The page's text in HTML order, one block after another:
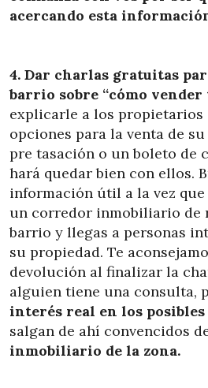
acercando esta
4. Dar charlas gratuitas
barrio sobre “cómo vender
explicarle a los propietarios
opciones para la venta de
pre tasación o un boleto de
hará quedar bien con ellos.
información útil a la vez
un corredor inmobiliario de
barrio y llegas a personas
su propiedad. Te
devolución al finalizar la
alguien tiene una consulta,
interés real en los
salgan de ahí convencidos
inmobiliario de la zona.